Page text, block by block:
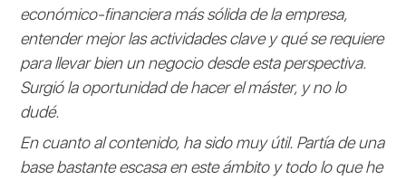
económico-financiera más sólida de la empresa,
entender mejor las actividades clave y qué se requiere
para llevar bien un negocio desde esta perspectiva.
Surgió la oportunidad de hacer el máster, y no lo
dudé.
En cuanto al contenido, ha sido muy útil. Partía de una
base bastante escasa en este ámbito y todo lo que he